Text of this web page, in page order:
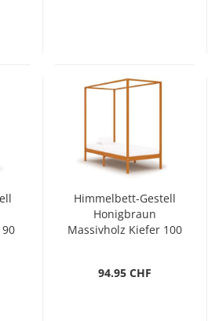
Himmelbett-Gestell
Honigbraun
Massivholz Kiefer 100
94.95 CHF